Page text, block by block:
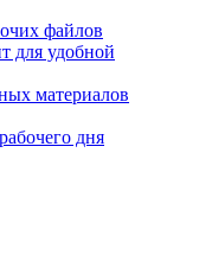
файлов
для удобной
материалов
дня